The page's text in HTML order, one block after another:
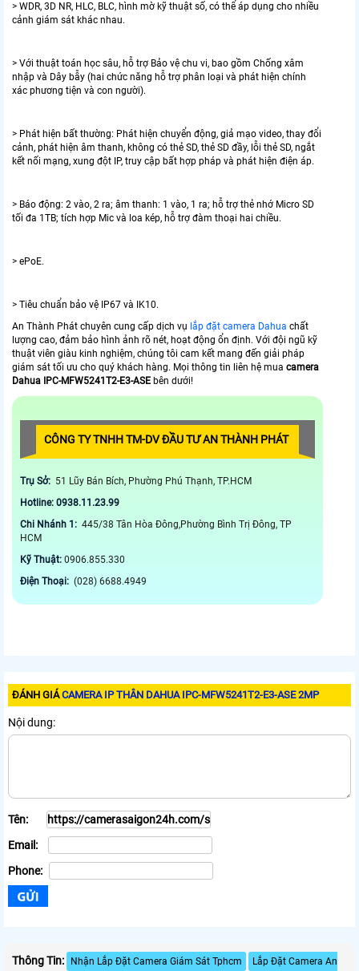
> WDR, 3D NR, HLC, BLC, hình mờ kỹ thuật số, có thể áp dụng cho nhiều
cảnh giám sát khác nhau.
> Với thuật toán học sâu, hỗ trợ Bảo vệ chu vi, bao gồm Chống xâm
nhập và Dây bẫy (hai chức năng hỗ trợ phân loại và phát hiện chính
xác phương tiện và con người).
> Phát hiện bất thường: Phát hiện chuyển động, giả mạo video, thay đổi
cảnh, phát hiện âm thanh, không có thẻ SD, thẻ SD đầy, lỗi thẻ SD, ngắt
kết nối mạng, xung đột IP, truy cập bất hợp pháp và phát hiện điện áp.
> Báo động: 2 vào, 2 ra; âm thanh: 1 vào, 1 ra; hỗ trợ thẻ nhớ Micro SD
tối đa 1TB; tích hợp Mic và loa kép, hỗ trợ đàm thoại hai chiều.
> ePoE.
> Tiêu chuẩn bảo vệ IP67 và IK10.
An Thành Phát chuyên cung cấp dịch vụ lắp đặt camera Dahua chất
lượng cao, đảm bảo hình ảnh rõ nét, hoạt động ổn định. Với đội ngũ kỹ
thuật viên giàu kinh nghiệm, chúng tôi cam kết mang đến giải pháp
giám sát tối ưu cho quý khách hàng. Mọi thông tin liên hệ mua camera
Dahua IPC-MFW5241T2-E3-ASE bên dưới!
CÔNG TY TNHH TM-DV ĐẦU TƯ AN THÀNH PHÁT
Trụ Sở: 51 Lũy Bán Bích, Phường Phú Thạnh, TP.HCM
Hotline: 0938.11.23.99
Chi Nhánh 1: 445/38 Tân Hòa Đông,Phường Bình Trị Đông, TP
HCM
Kỹ Thuật: 0906.855.330
Điện Thoại: (028) 6688.4949
ĐÁNH GIÁCAMERA IP THÂN DAHUA IPC-MFW5241T2-E3-ASE 2MP
Nội dung:
Tên:
Email:
Phone:
Thông Tin: Nhận Lắp Đặt Camera Giám Sát Tphcm Lắp Đặt Camera An